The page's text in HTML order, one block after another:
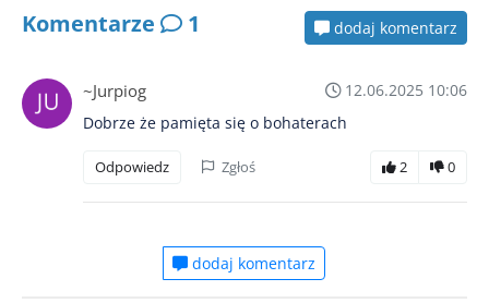
Komentarze 1 dodaj komentarz
~Jurpiog
12.06.2025 10:06
Dobrze że pamięta się o bohaterach
Odpowiedz Zgłoś 2 0
dodaj komentarz